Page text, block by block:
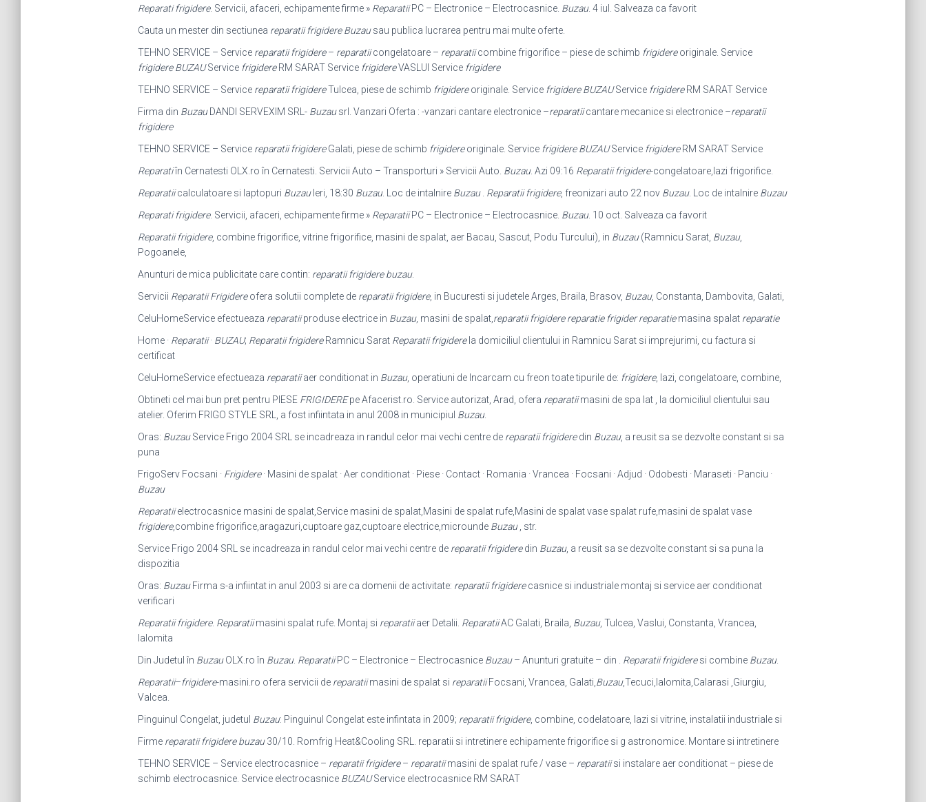
Reparati frigidere. Servicii, afaceri, echipamente firme » ReparatiiPC – Electronice – Electrocasnice. Buzau. 4 iul. Salveaza ca favorit
Cauta un mester din sectiunea reparatii frigidere Buzausau publica lucrarea pentru mai multe oferte.
TEHNO SERVICE – Service reparatii frigidere– reparatiicongelatoare – reparatiicombine frigorifice – piese de schimb frigidereoriginale. Service
frigidere BUZAUService frigidereRM SARAT Service frigidereVASLUI Service frigidere
TEHNO SERVICE – Service reparatii frigidereTulcea, piese de schimb frigidereoriginale. Service frigidere BUZAUService frigidereRM SARAT Service
Firma din BuzauDANDI SERVEXIM SRL- Buzausrl. Vanzari Oferta : -vanzari cantare electronice –reparatiicantare mecanice si electronice –reparatii
frigidere
TEHNO SERVICE – Service reparatii frigidereGalati, piese de schimb frigidereoriginale. Service frigidere BUZAUService frigidereRM SARAT Service
Reparatiîn Cernatesti OLX.ro în Cernatesti. Servicii Auto – Transporturi » Servicii Auto. Buzau. Azi 09:16 Reparatii frigidere-congelatoare,lazi frigorifice.
Reparatiicalculatoare si laptopuri BuzauIeri, 18:30 Buzau. Loc de intalnire Buzau. Reparatii frigidere, freonizari auto 22 nov Buzau. Loc de intalnire Buzau
Reparati frigidere. Servicii, afaceri, echipamente firme » ReparatiiPC – Electronice – Electrocasnice. Buzau. 10 oct. Salveaza ca favorit
Reparatii frigidere, combine frigorifice, vitrine frigorifice, masini de spalat, aer Bacau, Sascut, Podu Turcului), in Buzau(Ramnicu Sarat, Buzau,
Pogoanele,
Anunturi de mica publicitate care contin: reparatii frigidere buzau.
Servicii Reparatii Frigidereofera solutii complete de reparatii frigidere, in Bucuresti si judetele Arges, Braila, Brasov, Buzau, Constanta, Dambovita, Galati,
CeluHomeService efectueaza reparatiiproduse electrice in Buzau, masini de spalat, reparatii frigidere reparatie frigider reparatiemasina spalat reparatie
Home · Reparatii· BUZAU; Reparatii frigidereRamnicu Sarat Reparatii frigiderela domiciliul clientului in Ramnicu Sarat si imprejurimi, cu factura si
certificat
CeluHomeService efectueaza reparatiiaer conditionat in Buzau, operatiuni de Incarcam cu freon toate tipurile de: frigidere, lazi, congelatoare, combine,
Obtineti cel mai bun pret pentru PIESE FRIGIDEREpe Afacerist.ro. Service autorizat, Arad, ofera reparatiimasini de spa lat , la domiciliul clientului sau
atelier. Oferim FRIGO STYLE SRL, a fost infiintata in anul 2008 in municipiul Buzau.
Oras: BuzauService Frigo 2004 SRL se incadreaza in randul celor mai vechi centre de reparatii frigideredin Buzau, a reusit sa se dezvolte constant si sa
puna
FrigoServ Focsani · Frigidere· Masini de spalat · Aer conditionat · Piese · Contact · Romania · Vrancea · Focsani · Adjud · Odobesti · Maraseti · Panciu ·
Buzau
Reparatiielectrocasnice masini de spalat,Service masini de spalat,Masini de spalat rufe,Masini de spalat vase spalat rufe,masini de spalat vase
frigidere,combine frigorifice,aragazuri,cuptoare gaz,cuptoare electrice,microunde Buzau, str.
Service Frigo 2004 SRL se incadreaza in randul celor mai vechi centre de reparatii frigideredin Buzau, a reusit sa se dezvolte constant si sa puna la
dispozitia
Oras: BuzauFirma s-a infiintat in anul 2003 si are ca domenii de activitate: reparatii frigiderecasnice si industriale montaj si service aer conditionat
verificari
Reparatii frigidere. Reparatiimasini spalat rufe. Montaj si reparatiiaer Detalii. ReparatiiAC Galati, Braila, Buzau, Tulcea, Vaslui, Constanta, Vrancea,
Ialomita
Din Judetul în BuzauOLX.ro în Buzau. ReparatiiPC – Electronice – Electrocasnice Buzau– Anunturi gratuite – din . Reparatii frigideresi combine Buzau.
Reparatii–frigidere-masini.ro ofera servicii de reparatiimasini de spalat si reparatiiFocsani, Vrancea, Galati, Buzau,Tecuci,Ialomita,Calarasi ,Giurgiu,
Valcea.
Pinguinul Congelat, judetul Buzau: Pinguinul Congelat este infintata in 2009; reparatii frigidere, combine, codelatoare, lazi si vitrine, instalatii industriale si
Firme reparatii frigidere buzau30/10. Romfrig Heat&Cooling SRL. reparatii si intretinere echipamente frigorifice si g astronomice. Montare si intretinere
TEHNO SERVICE – Service electrocasnice – reparatii frigidere– reparatiimasini de spalat rufe / vase – reparatiisi instalare aer conditionat – piese de
schimb electrocasnice. Service electrocasnice BUZAUService electrocasnice RM SARAT